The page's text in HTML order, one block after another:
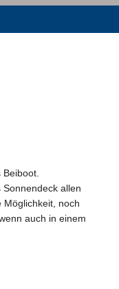
allen
noch
auch in einem